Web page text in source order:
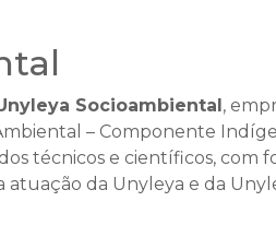
Socioambiental,
– Componente
técnicos e científicos, com
da Unyleya e da